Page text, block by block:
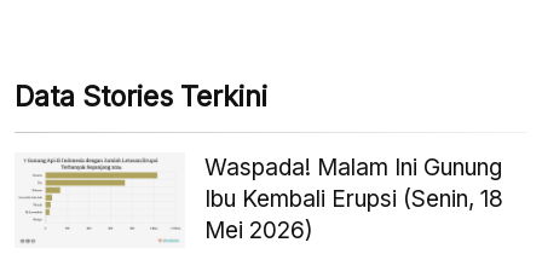
Data Stories Terkini
Waspada! Malam Ini Gunung
Ibu Kembali Erupsi (Senin, 18
Mei 2026)